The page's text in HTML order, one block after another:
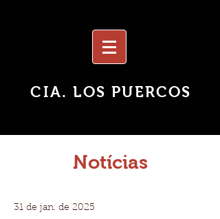
CIA. LOS PUERCOS
Notícias
31 de jan. de 2025